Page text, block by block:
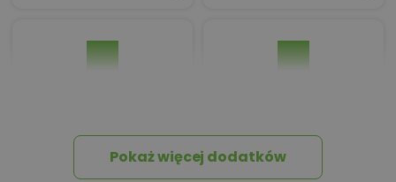
Pokaż więcej dodatków